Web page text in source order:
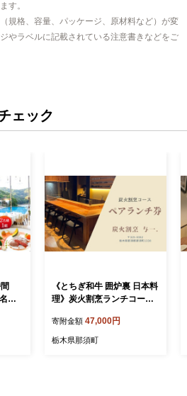
す。
規格、容量、パッケージ、原材料など）が変
やラベルに記載されている注意書きなどをご
ェック
ル
《とちぎ和牛 囲炉裏 日本料
理》炭火割烹ランチコース
火割烹与一. ｜ チケット 食
事券 食事 ランチ 昼食 那須
寄附金額 47,000円
栃木県那須町